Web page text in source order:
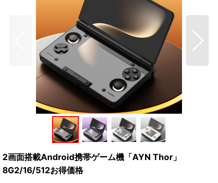
2画面搭載Android携帯ゲーム機「AYN Thor」
8G2/16/512お得価格